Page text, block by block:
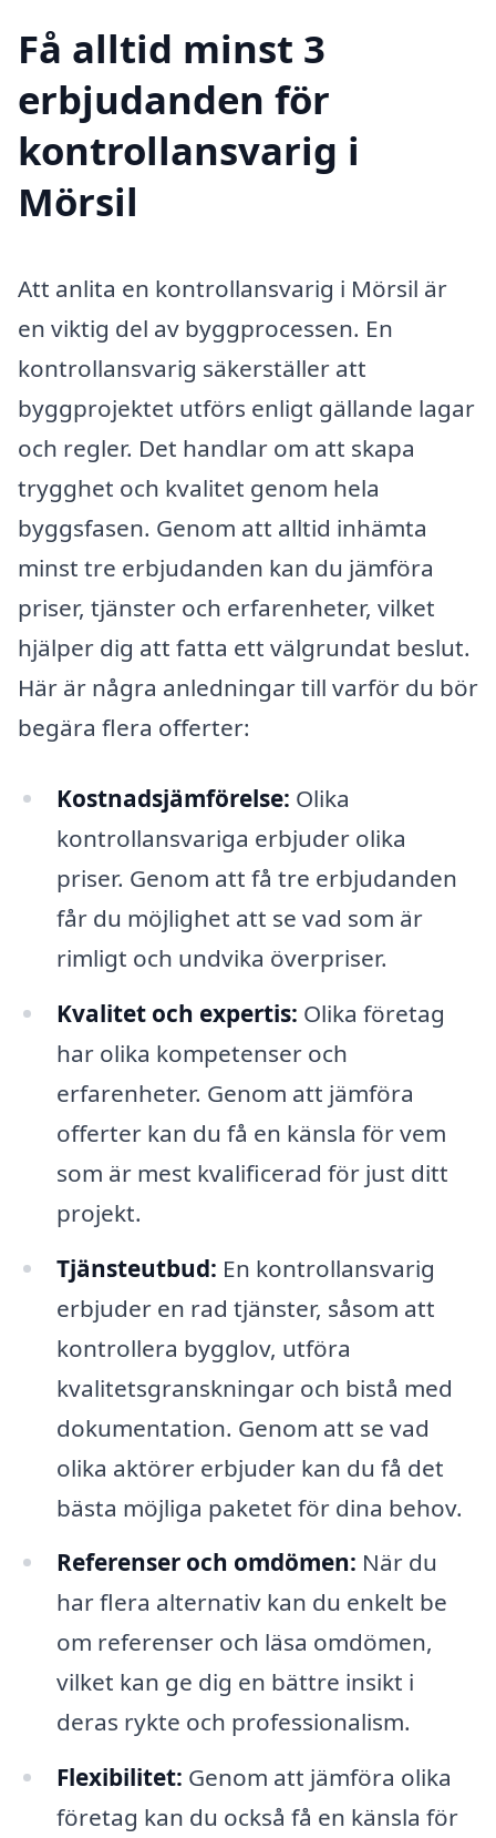
Få alltid minst 3
erbjudanden för
kontrollansvarig i
Mörsil
Att anlita en kontrollansvarig i Mörsil är
en viktig del av byggprocessen. En
kontrollansvarig säkerställer att
byggprojektet utförs enligt gällande lagar
och regler. Det handlar om att skapa
trygghet och kvalitet genom hela
byggsfasen. Genom att alltid inhämta
minst tre erbjudanden kan du jämföra
priser, tjänster och erfarenheter, vilket
hjälper dig att fatta ett välgrundat beslut.
Här är några anledningar till varför du bör
begära flera offerter:
Kostnadsjämförelse: Olika
kontrollansvariga erbjuder olika
priser. Genom att få tre erbjudanden
får du möjlighet att se vad som är
rimligt och undvika överpriser.
Kvalitet och expertis: Olika företag
har olika kompetenser och
erfarenheter. Genom att jämföra
offerter kan du få en känsla för vem
som är mest kvalificerad för just ditt
projekt.
Tjänsteutbud: En kontrollansvarig
erbjuder en rad tjänster, såsom att
kontrollera bygglov, utföra
kvalitetsgranskningar och bistå med
dokumentation. Genom att se vad
olika aktörer erbjuder kan du få det
bästa möjliga paketet för dina behov.
Referenser och omdömen: När du
har flera alternativ kan du enkelt be
om referenser och läsa omdömen,
vilket kan ge dig en bättre insikt i
deras rykte och professionalism.
Flexibilitet: Genom att jämföra olika
företag kan du också få en känsla för